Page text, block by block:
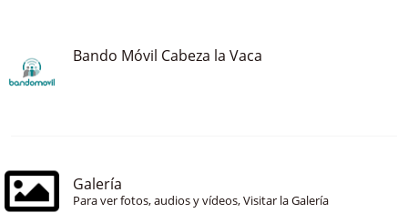
Bando Móvil Cabeza la Vaca
Galería
Para ver fotos, audios y vídeos, Visitar la Galería